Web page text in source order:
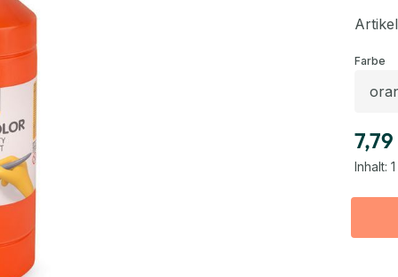
Farbe
Inhalt: